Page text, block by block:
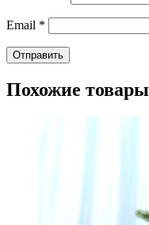
Email *
Похожие товары